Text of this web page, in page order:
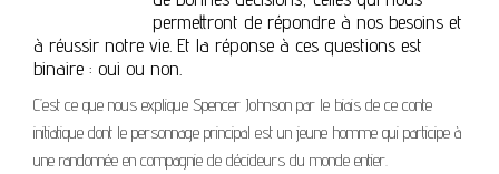
permettront de répondre à nos besoins et
à réussir notre vie. Et la réponse à ces questions est
binaire : oui ou non.
C’est ce que nous explique Spencer Johnson par le biais de ce conte
initiatique dont le personnage principal est un jeune homme qui participe à
une randonnée en compagnie de décideurs du monde entier.